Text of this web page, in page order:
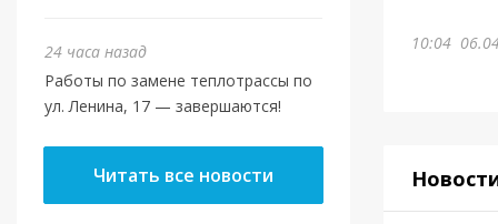
24 часа назад
Работы по замене теплотрассы по
ул. Ленина, 17 — завершаются!
Читать все новости
10:04